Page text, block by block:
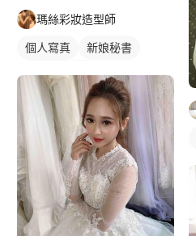
瑪絲彩妝造型師
個人寫真
新娘秘書
個人婚紗寫真
妝髮造型服務